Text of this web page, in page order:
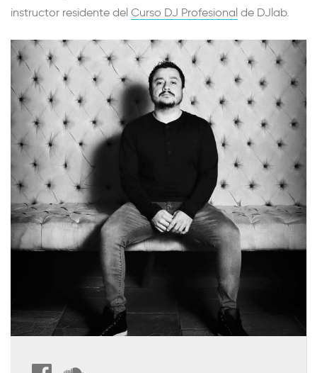
instructor residente del Curso DJ Profesional de DJlab.